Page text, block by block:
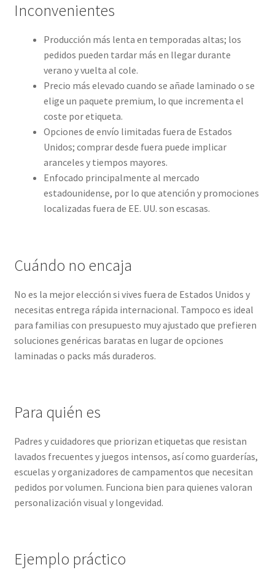
Inconvenientes
Producción más lenta en temporadas altas; los
pedidos pueden tardar más en llegar durante
verano y vuelta al cole.
Precio más elevado cuando se añade laminado o se
elige un paquete premium, lo que incrementa el
coste por etiqueta.
Opciones de envío limitadas fuera de Estados
Unidos; comprar desde fuera puede implicar
aranceles y tiempos mayores.
Enfocado principalmente al mercado
estadounidense, por lo que atención y promociones
localizadas fuera de EE. UU. son escasas.
Cuándo no encaja
No es la mejor elección si vives fuera de Estados Unidos y
necesitas entrega rápida internacional. Tampoco es ideal
para familias con presupuesto muy ajustado que prefieren
soluciones genéricas baratas en lugar de opciones
laminadas o packs más duraderos.
Para quién es
Padres y cuidadores que priorizan etiquetas que resistan
lavados frecuentes y juegos intensos, así como guarderías,
escuelas y organizadores de campamentos que necesitan
pedidos por volumen. Funciona bien para quienes valoran
personalización visual y longevidad.
Ejemplo práctico